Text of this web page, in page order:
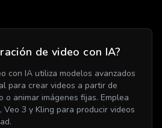
de video con IA?
con IA utiliza modelos avanzados
para crear videos a partir de
o animar imágenes fijas. Emplea
Veo 3 y Kling para producir videos